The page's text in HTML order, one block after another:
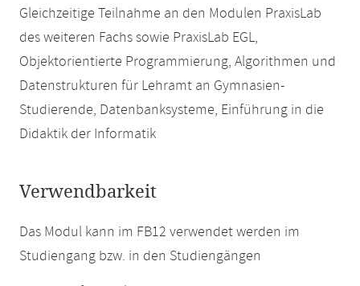
Gleichzeitige Teilnahme an den Modulen PraxisLab
des weiteren Fachs sowie PraxisLab EGL,
Objektorientierte Programmierung, Algorithmen und
Datenstrukturen für Lehramt an Gymnasien-
Studierende, Datenbanksysteme, Einführung in die
Didaktik der Informatik
Verwendbarkeit
Das Modul kann im FB12 verwendet werden im
Studiengang bzw. in den Studiengängen